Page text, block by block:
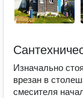
Изначально
врезан в
смесителя